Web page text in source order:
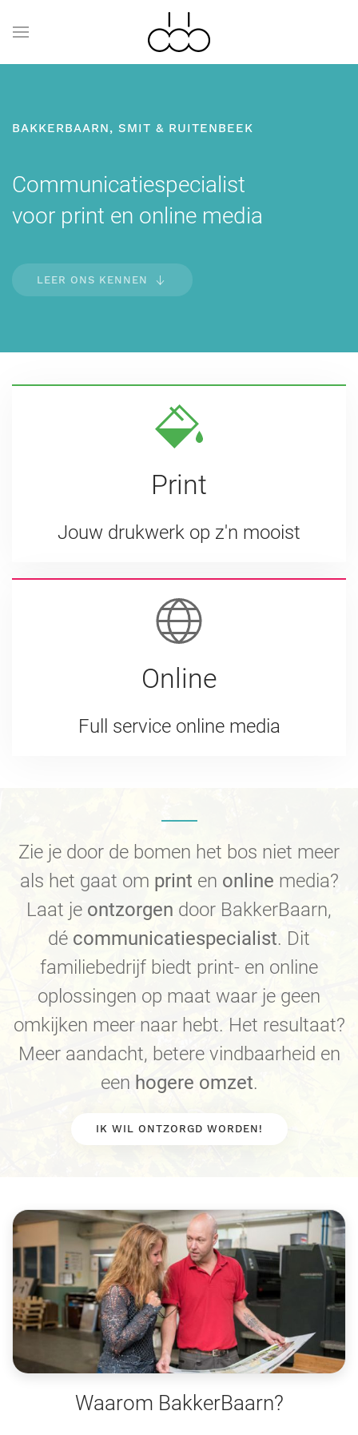
BAKKERBAARN, SMIT & RUITENBEEK
Communicatiespecialist
voor print en online media
LEER ONS KENNEN
Print
Jouw drukwerk op z'n mooist
Online
Full service online media
Zie je door de bomen het bos niet meer
als het gaat om print en online media?
Laat je ontzorgen door BakkerBaarn,
dé communicatiespecialist. Dit
familiebedrijf biedt print- en online
oplossingen op maat waar je geen
omkijken meer naar hebt. Het resultaat?
Meer aandacht, betere vindbaarheid en
een hogere omzet.
IK WIL ONTZORGD WORDEN!
Waarom BakkerBaarn?